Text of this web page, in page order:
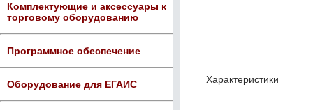
Комплектующие и аксессуары к
торговому оборудованию
Программное обеспечение
Оборудование для ЕГАИС Характеристики